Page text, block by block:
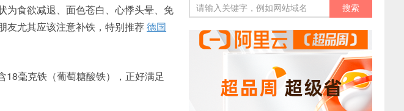
为食欲减退、面色苍白、心悸头晕、免
友尤其应该注意补铁，特别推荐德国
18毫克铁（葡萄糖酸铁），正好满足